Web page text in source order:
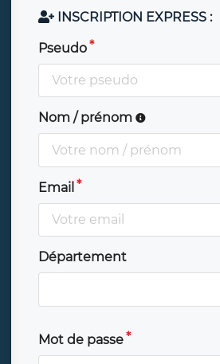
INSCRIPTION EXPRESS :
Pseudo
Nom / prénom
Email
Département
Mot de passe